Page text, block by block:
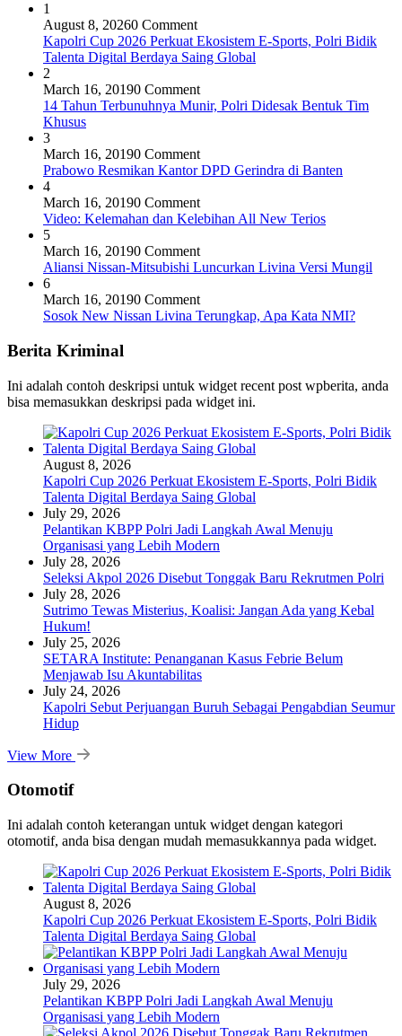
1
August 8, 20260 Comment
Kapolri Cup 2026 Perkuat Ekosistem E-Sports, Polri Bidik
Talenta Digital Berdaya Saing Global
2
March 16, 20190 Comment
14 Tahun Terbunuhnya Munir, Polri Didesak Bentuk Tim
Khusus
3
March 16, 20190 Comment
Prabowo Resmikan Kantor DPD Gerindra di Banten
4
March 16, 20190 Comment
Video: Kelemahan dan Kelebihan All New Terios
5
March 16, 20190 Comment
Aliansi Nissan-Mitsubishi Luncurkan Livina Versi Mungil
6
March 16, 20190 Comment
Sosok New Nissan Livina Terungkap, Apa Kata NMI?
Berita Kriminal
Ini adalah contoh deskripsi untuk widget recent post wpberita, anda
bisa memasukkan deskripsi pada widget ini.
August 8, 2026
Kapolri Cup 2026 Perkuat Ekosistem E-Sports, Polri Bidik
Talenta Digital Berdaya Saing Global
July 29, 2026
Pelantikan KBPP Polri Jadi Langkah Awal Menuju
Organisasi yang Lebih Modern
July 28, 2026
Seleksi Akpol 2026 Disebut Tonggak Baru Rekrutmen Polri
July 28, 2026
Sutrimo Tewas Misterius, Koalisi: Jangan Ada yang Kebal
Hukum!
July 25, 2026
SETARA Institute: Penanganan Kasus Febrie Belum
Menjawab Isu Akuntabilitas
July 24, 2026
Kapolri Sebut Perjuangan Buruh Sebagai Pengabdian Seumur
Hidup
View More
Otomotif
Ini adalah contoh keterangan untuk widget dengan kategori
otomotif, anda bisa dengan mudah memasukkannya pada widget.
August 8, 2026
Kapolri Cup 2026 Perkuat Ekosistem E-Sports, Polri Bidik
Talenta Digital Berdaya Saing Global
July 29, 2026
Pelantikan KBPP Polri Jadi Langkah Awal Menuju
Organisasi yang Lebih Modern